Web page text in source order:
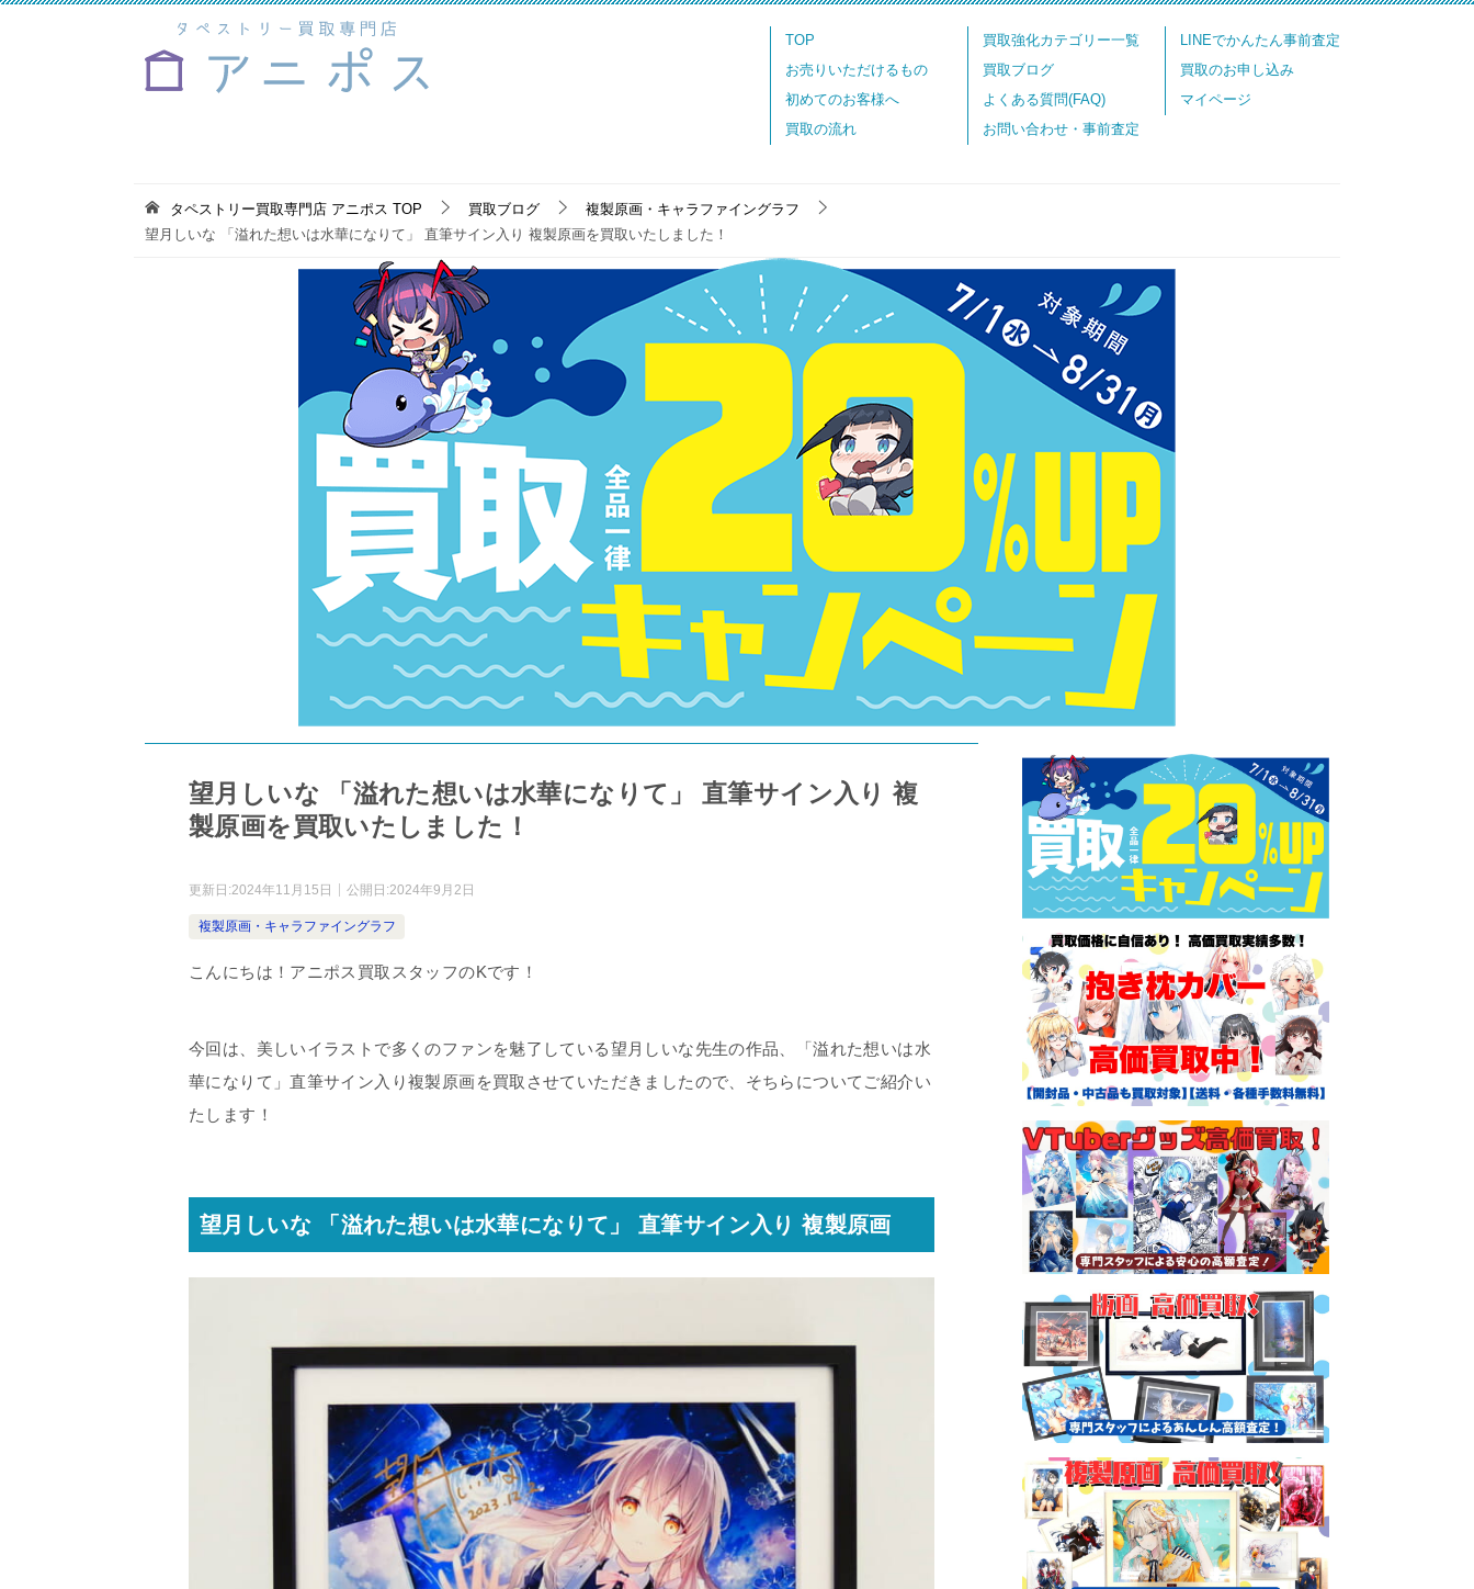
TOP
お売りいただけるもの
初めてのお客様へ
買取の流れ
買取強化カテゴリー一覧
買取ブログ
よくある質問(FAQ)
お問い合わせ・事前査定
LINEでかんたん事前査定
買取のお申し込み
マイページ
タペストリー買取専門店 アニポス TOP 買取ブログ
複製原画・キャラファイングラフ
望月しいな 「溢れた想いは水華になりて」 直筆サイン入り 複製原画を買取いたしました！
望月しいな 「溢れた想いは水華になりて」 直筆サイン入り 複
製原画を買取いたしました！
更新日:2024年11月15日 公開日:2024年9月2日
複製原画・キャラファイングラフ
こんにちは！アニポス買取スタッフのKです！
今回は、美しいイラストで多くのファンを魅了している望月しいな先生の作品、「溢れた想いは水
華になりて」直筆サイン入り複製原画を買取させていただきましたので、そちらについてご紹介い
たします！
望月しいな 「溢れた想いは水華になりて」 直筆サイン入り 複製原画